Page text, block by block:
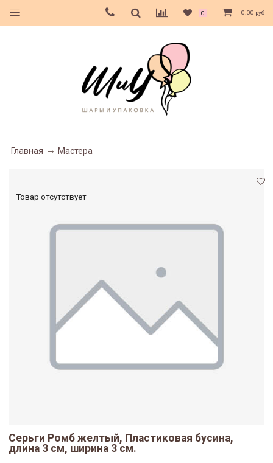
0 0.00 руб
Главная Мастера
Товар отсутствует
Серьги Ромб желтый, Пластиковая бусина,
длина 3 см, ширина 3 см.